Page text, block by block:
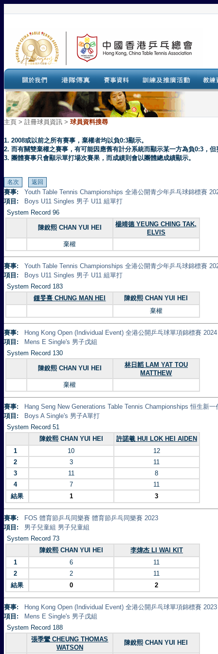
主頁 > 註冊球員資訊 > 球員資料搜尋
1. 2008或以前之所有賽事，棄權者均以負0:3顯示。
2. 而有關雙棄權之賽事，有可能因應舊有計分系統而顯示某一方為負0:3，
3. 團體賽事只會顯示單打場次賽果，而成績則會以團體總成績顯示。
賽事:
Youth Table Tennis Championships 全港公開青少年乒乓球錦標賽
項目:
Boys U11 Singles 男子 U11 組單打
System Record 96
陳銳熙 CHAN YUI HEI
楊靖德 YEUNG CHING TAK,
ELVIS
棄權
賽事:
Youth Table Tennis Championships 全港公開青少年乒乓球錦標賽
項目:
Boys U11 Singles 男子 U11 組單打
System Record 183
鍾旻熹 CHUNG MAN HEI
陳銳熙 CHAN YUI HEI
棄權
賽事:
Hong Kong Open (Individual Event) 全港公開乒乓球單項錦標賽 2024
項目:
Mens E Single's 男子戊組
System Record 130
陳銳熙 CHAN YUI HEI
林日韜 LAM YAT TOU
MATTHEW
棄權
賽事:
Hang Seng New Generations Table Tennis Championships 恒生新
項目:
Boys A Single's 男子A單打
System Record 51
陳銳熙 CHAN YUI HEI
許諾羲 HUI LOK HEI AIDEN
1
10
12
2
3
11
3
11
8
4
7
11
結果
1 3
賽事:
FOS 體育節乒乓同樂賽 體育節乒乓同樂賽 2023
項目:
男子兒童組 男子兒童組
System Record 73
陳銳熙 CHAN YUI HEI
李煒杰 LI WAI KIT
1
6
11
2
2
11
結果
0 2
賽事:
Hong Kong Open (Individual Event) 全港公開乒乓球單項錦標賽 2023
項目:
Mens E Single's 男子戊組
System Record 188
張季鸞 CHEUNG THOMAS
WATSON
陳銳熙 CHAN YUI HEI